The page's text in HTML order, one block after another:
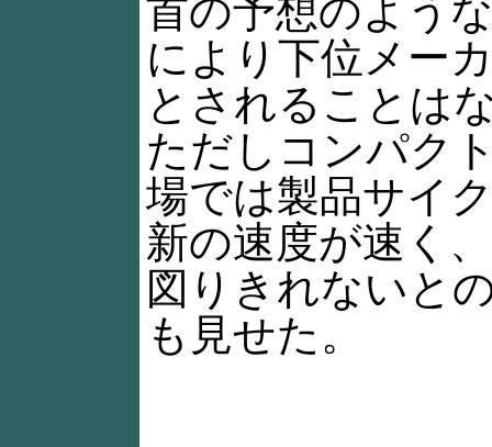
首の予想のよう
により下位メー
とされることは
ただしコンパク
場では製品サイ
新の速度が速く
図りきれないと
も見せた。